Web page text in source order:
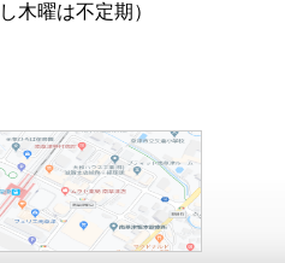
木曜は不定期）